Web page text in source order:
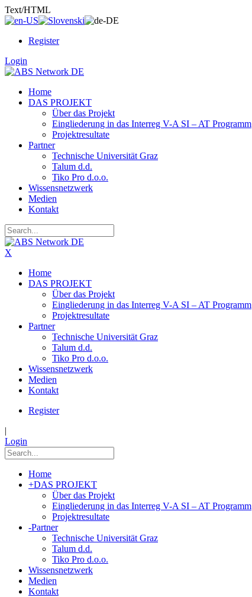
Text/HTML
Register
Login
Home
DAS PROJEKT
Über das Projekt
Eingliederung in das Interreg V-A SI – AT Programm
Projektresultate
Partner
Technische Universität Graz
Talum d.d.
Tiko Pro d.o.o.
Wissensnetzwerk
Medien
Kontakt
X
Home
DAS PROJEKT
Über das Projekt
Eingliederung in das Interreg V-A SI – AT Programm
Projektresultate
Partner
Technische Universität Graz
Talum d.d.
Tiko Pro d.o.o.
Wissensnetzwerk
Medien
Kontakt
Register
|
Login
Home
+DAS PROJEKT
Über das Projekt
Eingliederung in das Interreg V-A SI – AT Programm
Projektresultate
-Partner
Technische Universität Graz
Talum d.d.
Tiko Pro d.o.o.
Wissensnetzwerk
Medien
Kontakt